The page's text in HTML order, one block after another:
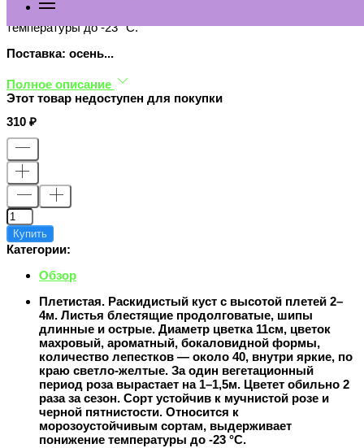
морозоустойчивым сортам, выдерживает понижение
температуры до -23 °С.
Поставка: осень...
Полное описание
Этот товар недоступен для покупки
310
Купить
Категории:
Обзор
Плетистая. Раскидистый куст с высотой плетей 2–
4м. Листья блестящие продолговатые, шипы
длинные и острые. Диаметр цветка 11см, цветок
махровый, ароматный, бокаловидной формы,
количество лепестков — около 40, внутри яркие, по
краю светло-желтые. За один вегетационный
период роза вырастает на 1–1,5м. Цветет обильно 2
раза за сезон. Сорт устойчив к мучнистой розе и
черной пятнистости. Относится к
морозоустойчивым сортам, выдерживает
понижение температуры до -23 °С.